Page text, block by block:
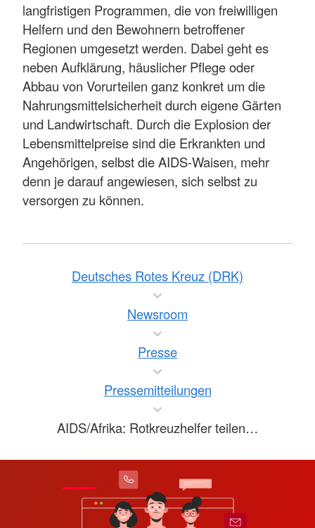
langfristigen Programmen, die von freiwilligen
Helfern und den Bewohnern betroffener
Regionen umgesetzt werden. Dabei geht es
neben Aufklärung, häuslicher Pflege oder
Abbau von Vorurteilen ganz konkret um die
Nahrungsmittelsicherheit durch eigene Gärten
und Landwirtschaft. Durch die Explosion der
Lebensmittelpreise sind die Erkrankten und
Angehörigen, selbst die AIDS-Waisen, mehr
denn je darauf angewiesen, sich selbst zu
versorgen zu können.
Deutsches Rotes Kreuz (DRK)
Newsroom
Presse
Pressemitteilungen
AIDS/Afrika: Rotkreuzhelfer teilen…